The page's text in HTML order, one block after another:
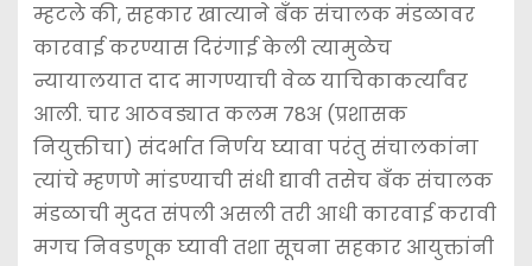
म्हटले की, सहकार खात्याने बँक संचालक मंडळावर
कारवाई करण्यास दिरंगाई केली त्यामुळेच
न्यायालयात दाद मागण्याची वेळ याचिकाकर्त्यांवर
आली. चार आठवड्यात कलम 78अ (प्रशासक
नियुक्तीचा) संदर्भात निर्णय घ्यावा परंतु संचालकांना
त्यांचे म्हणणे मांडण्याची संधी द्यावी तसेच बँक संचालक
मंडळाची मुदत संपली असली तरी आधी कारवाई करावी
मगच निवडणूक घ्यावी तशा सूचना सहकार आयुक्तांनी